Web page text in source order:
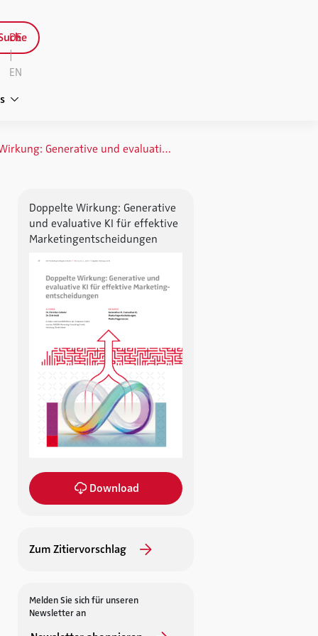
DE
|
EN
Doppelte Wirkung: Generative und evaluative KI für effektive Marketingentscheidungen
Doppelte Wirkung: Generative
und evaluative KI für effektive
Marketingentscheidungen
Download
Zum Zitiervorschlag
Melden Sie sich für unseren
Newsletter an